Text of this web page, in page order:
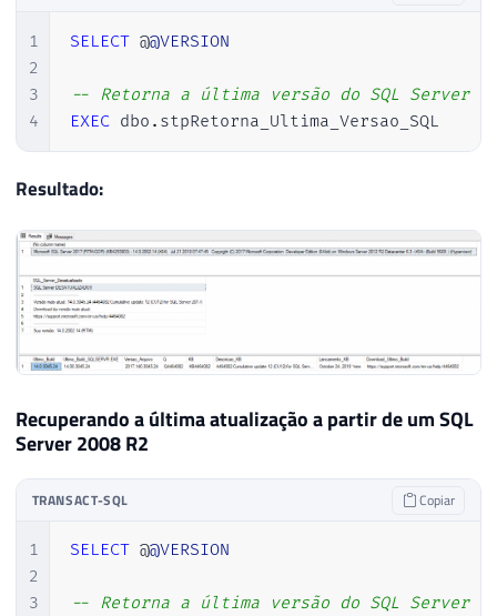
54
56
57
58
59
60
61
63
64
65
66
EXEC sys.sp_OAGetProperty
EXEC sys . sp_OADestroy @obj
-- Desativando o OLE Automation
BEGIN
RECONFIGURE WITH OVERRIDE
EXECUTE sp_configure 'show
OVERRIDE
END
1
2
3
4
SELECT @@VERSION
-- Retorna a última versão do SQL Server
EXEC dbo . stpRetorna_Ultima_Versao_SQL
Resultado:
Recuperando a última atualização a partir de um SQL
Server 2008 R2
TRANSACT-SQL Copiar
1
2
3
SELECT @@VERSION
-- Retorna a última versão do SQL Server